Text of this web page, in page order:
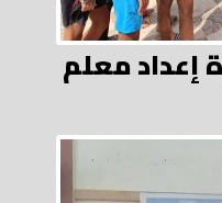
إعداد معلم